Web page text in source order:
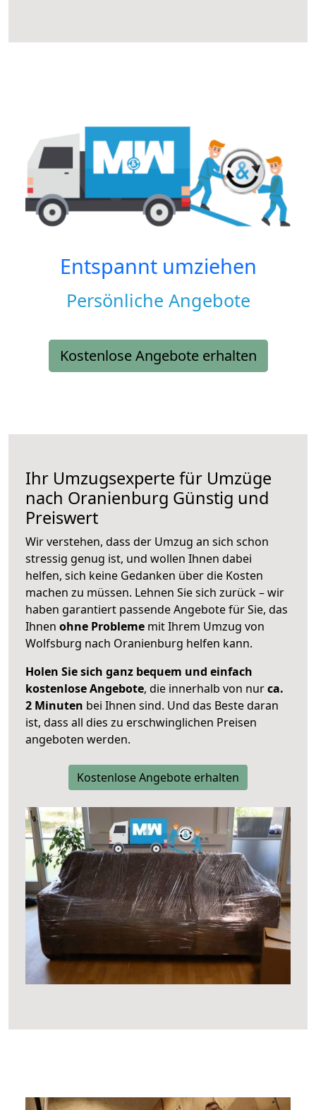
Entspannt umziehen
Persönliche Angebote
Kostenlose Angebote erhalten
Ihr Umzugsexperte für Umzüge
nach Oranienburg Günstig und
Preiswert
Wir verstehen, dass der Umzug an sich schon
stressig genug ist, und wollen Ihnen dabei
helfen, sich keine Gedanken über die Kosten
machen zu müssen. Lehnen Sie sich zurück – wir
haben garantiert passende Angebote für Sie, das
Ihnen ohne Probleme mit Ihrem Umzug von
Wolfsburg nach Oranienburg helfen kann.
Holen Sie sich ganz bequem und einfach
kostenlose Angebote, die innerhalb von nurca.
2 Minuten bei Ihnen sind. Und das Beste daran
ist, dass all dies zu erschwinglichen Preisen
angeboten werden.
Kostenlose Angebote erhalten